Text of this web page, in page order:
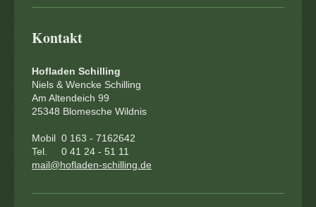
Kontakt
Hofladen Schilling
Niels & Wencke Schilling
Am Altendeich 99
25348 Blomesche Wildnis
Mobil 0 163 - 7162642
Tel. 0 41 24 - 51 11
mail@hofladen-schilling.de